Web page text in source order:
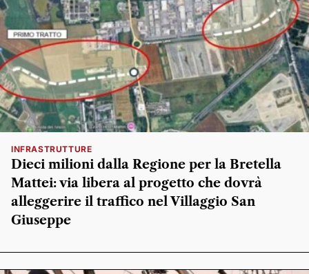
INFRASTRUTTURE
Dieci milioni dalla Regione per la Bretella
Mattei: via libera al progetto che dovrà
alleggerire il traffico nel Villaggio San
Giuseppe